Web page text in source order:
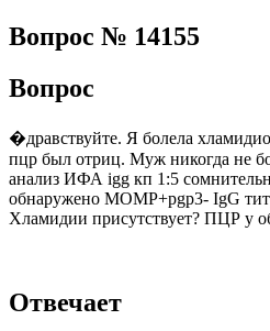
Вопрос № 14155
Вопрос
�дравствуйте. Я болела
пцр был отриц. Муж никогда не
анализ ИФА igg кп 1:5
обнаружено MOMP+pgp3- IgG
Хламидии присутствует? ПЦР у
Отвечает